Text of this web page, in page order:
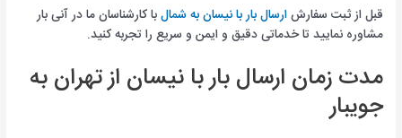
قبل از ثبت سفارشارسال بار با نیسان به شمالبا کارشناسان ما در آنی بار
مشاوره نمایید تا خدماتی دقیق و ایمن و سریع را تجربه کنید.
مدت زمان ارسال بار با نیسان از تهران به
جویبار